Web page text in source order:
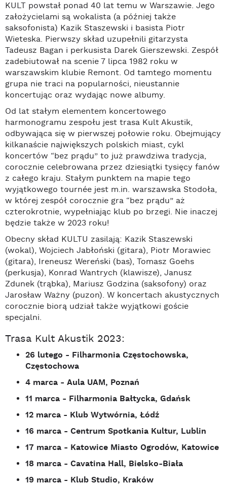
KULT powstał ponad 40 lat temu w Warszawie. Jego
założycielami są wokalista (a później także
saksofonista) Kazik Staszewski i basista Piotr
Wieteska. Pierwszy skład uzupełnili gitarzysta
Tadeusz Bagan i perkusista Darek Gierszewski. Zespół
zadebiutował na scenie 7 lipca 1982 roku w
warszawskim klubie Remont. Od tamtego momentu
grupa nie traci na popularności, nieustannie
koncertując oraz wydając nowe albumy.
Od lat stałym elementem koncertowego
harmonogramu zespołu jest trasa Kult Akustik,
odbywająca się w pierwszej połowie roku. Obejmujący
kilkanaście największych polskich miast, cykl
koncertów “bez prądu” to już prawdziwa tradycja,
corocznie celebrowana przez dziesiątki tysięcy fanów
z całego kraju. Stałym punktem na mapie tego
wyjątkowego tournée jest m.in. warszawska Stodoła,
w której zespół corocznie gra “bez prądu” aż
czterokrotnie, wypełniając klub po brzegi. Nie inaczej
będzie także w 2023 roku!
Obecny skład KULTU zasilają: Kazik Staszewski
(wokal), Wojciech Jabłoński (gitara), Piotr Morawiec
(gitara), Ireneusz Wereński (bas), Tomasz Goehs
(perkusja), Konrad Wantrych (klawisze), Janusz
Zdunek (trąbka), Mariusz Godzina (saksofony) oraz
Jarosław Ważny (puzon). W koncertach akustycznych
corocznie biorą udział także wyjątkowi goście
specjalni.
Trasa Kult Akustik 2023:
26 lutego - Filharmonia Częstochowska,
Częstochowa
4 marca - Aula UAM, Poznań
11 marca - Filharmonia Bałtycka, Gdańsk
12 marca - Klub Wytwórnia, Łódź
16 marca - Centrum Spotkania Kultur, Lublin
17 marca - Katowice Miasto Ogrodów, Katowice
18 marca - Cavatina Hall, Bielsko-Biała
19 marca - Klub Studio, Kraków